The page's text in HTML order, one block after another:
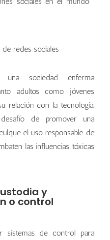
una sociedad enferma
adultos como jóvenes
relación con la tecnología.
de promover una
el uso responsable de
las influencias tóxicas
y
o control
sistemas de control para